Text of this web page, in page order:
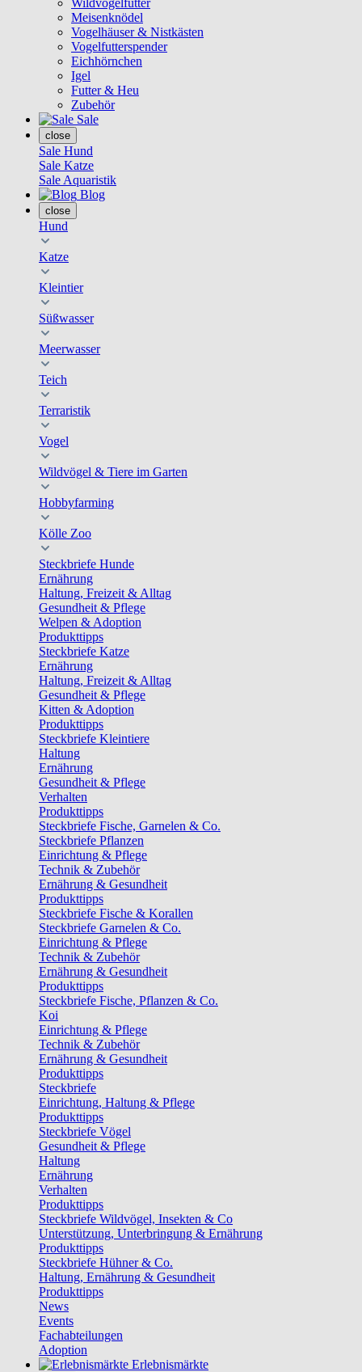
Wildvogelfutter
Meisenknödel
Vogelhäuser & Nistkästen
Vogelfutterspender
Eichhörnchen
Igel
Futter & Heu
Zubehör
Sale
close
Sale Hund
Sale Katze
Sale Aquaristik
Blog
close
Hund
Katze
Kleintier
Süßwasser
Meerwasser
Teich
Terraristik
Vogel
Wildvögel & Tiere im Garten
Hobbyfarming
Kölle Zoo
Steckbriefe Hunde
Ernährung
Haltung, Freizeit & Alltag
Gesundheit & Pflege
Welpen & Adoption
Produkttipps
Steckbriefe Katze
Ernährung
Haltung, Freizeit & Alltag
Gesundheit & Pflege
Kitten & Adoption
Produkttipps
Steckbriefe Kleintiere
Haltung
Ernährung
Gesundheit & Pflege
Verhalten
Produkttipps
Steckbriefe Fische, Garnelen & Co.
Steckbriefe Pflanzen
Einrichtung & Pflege
Technik & Zubehör
Ernährung & Gesundheit
Produkttipps
Steckbriefe Fische & Korallen
Steckbriefe Garnelen & Co.
Einrichtung & Pflege
Technik & Zubehör
Ernährung & Gesundheit
Produkttipps
Steckbriefe Fische, Pflanzen & Co.
Koi
Einrichtung & Pflege
Technik & Zubehör
Ernährung & Gesundheit
Produkttipps
Steckbriefe
Einrichtung, Haltung & Pflege
Produkttipps
Steckbriefe Vögel
Gesundheit & Pflege
Haltung
Ernährung
Verhalten
Produkttipps
Steckbriefe Wildvögel, Insekten & Co
Unterstützung, Unterbringung & Ernährung
Produkttipps
Steckbriefe Hühner & Co.
Haltung, Ernährung & Gesundheit
Produkttipps
News
Events
Fachabteilungen
Adoption
Erlebnismärkte